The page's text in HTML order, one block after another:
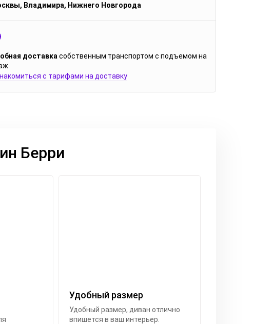
Владимира, Нижнего Новгорода
доставка собственным транспортом с подъемом на
с тарифами на доставку
Берри
Удобный размер
Удобный размер, диван отлично
впишется в ваш интерьер.